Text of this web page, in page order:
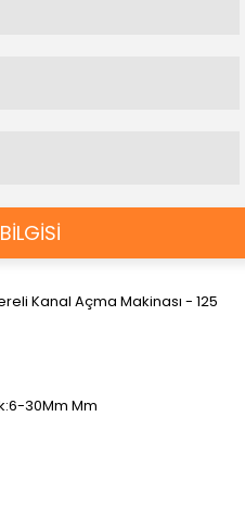
Kanal Açma Makinası - 125
30Mm Mm